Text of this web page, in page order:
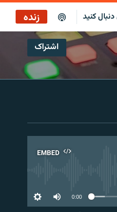
کنید زنده
اشتراک
EMBED
0:00